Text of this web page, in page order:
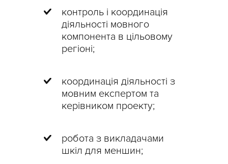
контроль і координація
діяльності мовного
компонента в цільовому
регіоні;
координація діяльності з
мовним експертом та
керівником проекту;
робота з викладачами
шкіл для меншин;